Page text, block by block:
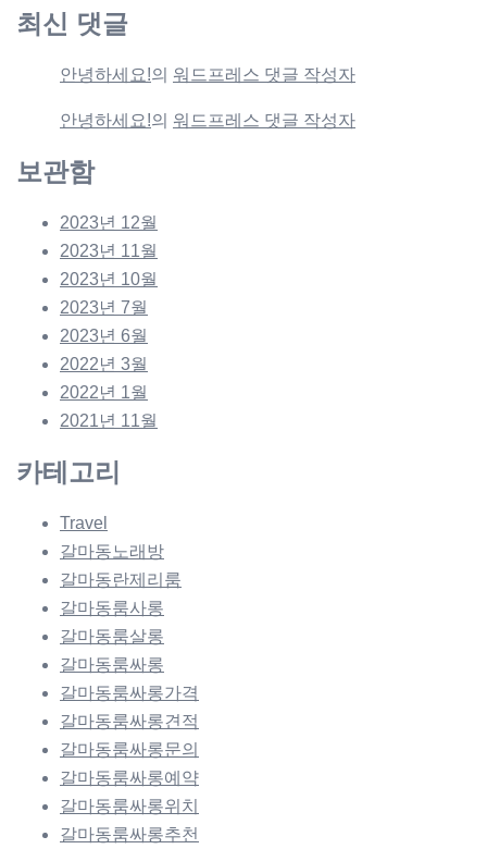
최신 댓글
안녕하세요!의 워드프레스 댓글 작성자
안녕하세요!의 워드프레스 댓글 작성자
보관함
2023년 12월
2023년 11월
2023년 10월
2023년 7월
2023년 6월
2022년 3월
2022년 1월
2021년 11월
카테고리
Travel
갈마동노래방
갈마동란제리룸
갈마동룸사롱
갈마동룸살롱
갈마동룸싸롱
갈마동룸싸롱가격
갈마동룸싸롱견적
갈마동룸싸롱문의
갈마동룸싸롱예약
갈마동룸싸롱위치
갈마동룸싸롱추천